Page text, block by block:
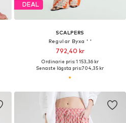
DEAL
SCALPERS
Regular Byxa ' '
792,40 kr
Ordinarie pris: 1 153,36 kr
Senaste lägsta pris:704,35 kr